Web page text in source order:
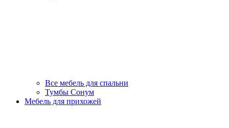
Все мебель для спальни
Тумбы Сонум
Мебель для прихожей